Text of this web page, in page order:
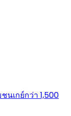
นเกย์กว่า 1,500